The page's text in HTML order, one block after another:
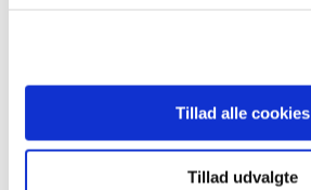
Tillad alle cookies
Tillad udvalgte
KURSUSTYPE
6 ugers jobrettet uddannelse